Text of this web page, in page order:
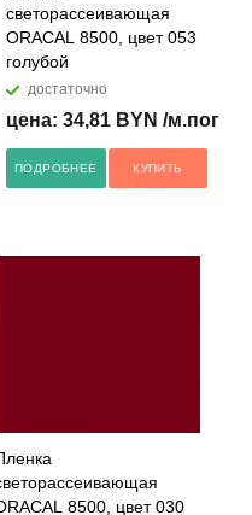
светорассеивающая
ORACAL 8500, цвет 053
голубой
достаточно
цена: 34,81 BYN /м.пог
ПОДРОБНЕЕ КУПИТЬ
8500, цвет 030